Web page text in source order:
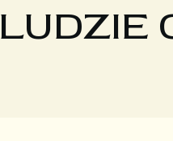
LUDZIE